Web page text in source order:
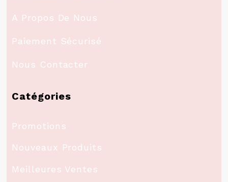
A Propos De Nous
Paiement Sécurisé
Nous Contacter
Catégories
Promotions
Nouveaux Produits
Meilleures Ventes